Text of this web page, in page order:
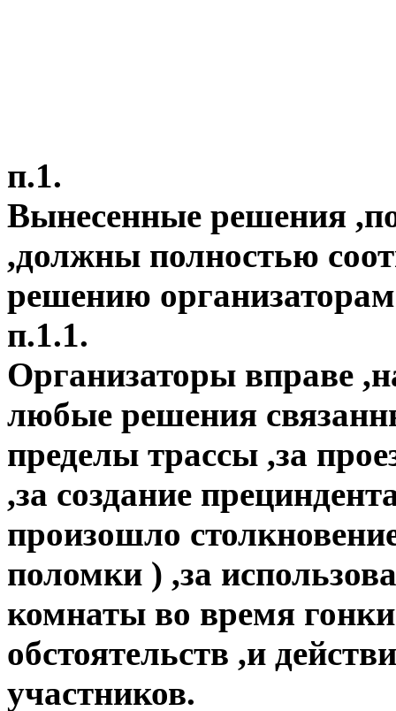
п.1.
Вынесенные решения
,должны полностью
решению
п.1.1.
Организаторы вправе
любые решения
пределы трассы ,за
,за создание
произошло
поломки ) ,за
комнаты во время
обстоятельств ,и
участников.